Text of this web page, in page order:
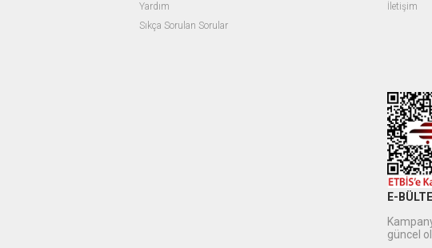
Yardım
Sıkça Sorulan Sorular
İletişim
E-
güncel